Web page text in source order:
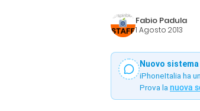
Fabio Padula
1 Agosto 2013
Nuovo
iPhoneItalia ha
Prova la nuova